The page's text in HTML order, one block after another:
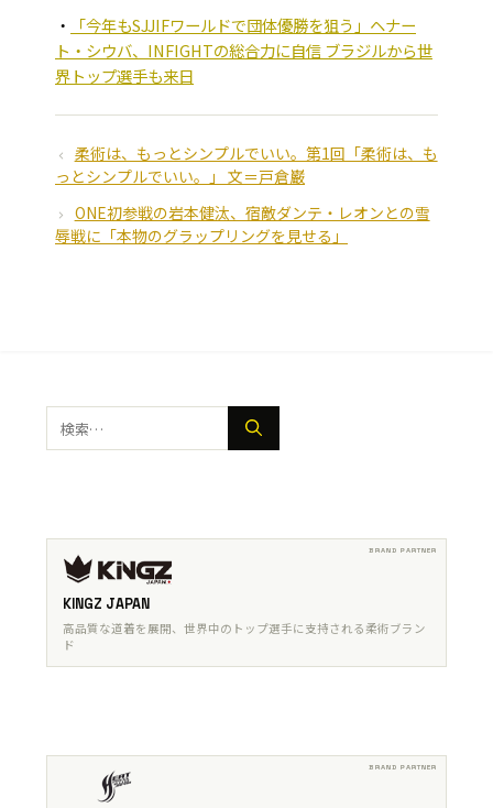
「今年もSJJIFワールドで団体優勝を狙う」ヘナー
ト・シウバ、INFIGHTの総合力に自信 ブラジルから世
界トップ選手も来日
柔術は、もっとシンプルでいい。第1回「柔術は、も
っとシンプルでいい。」 文＝戸倉巌
ONE初参戦の岩本健汰、宿敵ダンテ・レオンとの雪
辱戦に「本物のグラップリングを見せる」
検
索:
KINGZ JAPAN
高品質な道着を展開、世界中のトップ選手に支持される柔術ブラン
ド